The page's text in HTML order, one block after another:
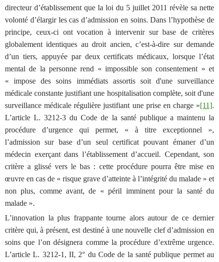
directeur d’établissement que la loi du 5 juillet 2011 révèle sa nette
volonté d’élargir les cas d’admission en soins. Dans l’hypothèse de
principe, ceux-ci ont vocation à intervenir sur base de critères
globalement identiques au droit ancien, c’est-à-dire sur demande
d’un tiers, appuyée par deux certificats médicaux, lorsque l’état
mental de la personne rend « impossible son consentement » et
« impose des soins immédiats assortis soit d'une surveillance
médicale constante justifiant une hospitalisation complète, soit d'une
surveillance médicale régulière justifiant une prise en charge »[11].
L’article L. 3212-3 du Code de la santé publique a maintenu la
procédure d’urgence qui permet, « à titre exceptionnel »,
l’admission sur base d’un seul certificat pouvant émaner d’un
médecin exerçant dans l’établissement d’accueil. Cependant, son
critère a glissé vers le bas : cette procédure pourra être mise en
œuvre en cas de « risque grave d’atteinte à l’intégrité du malade » et
non plus, comme avant, de «péril imminent pour la santé du
malade ».
L’innovation la plus frappante tourne alors autour de ce dernier
critère qui, à présent, est destiné à une nouvelle clef d’admission en
soins que l’on désignera comme la procédure d’extrême urgence.
L’article L. 3212-1, II, 2° du Code de la santé publique permet au